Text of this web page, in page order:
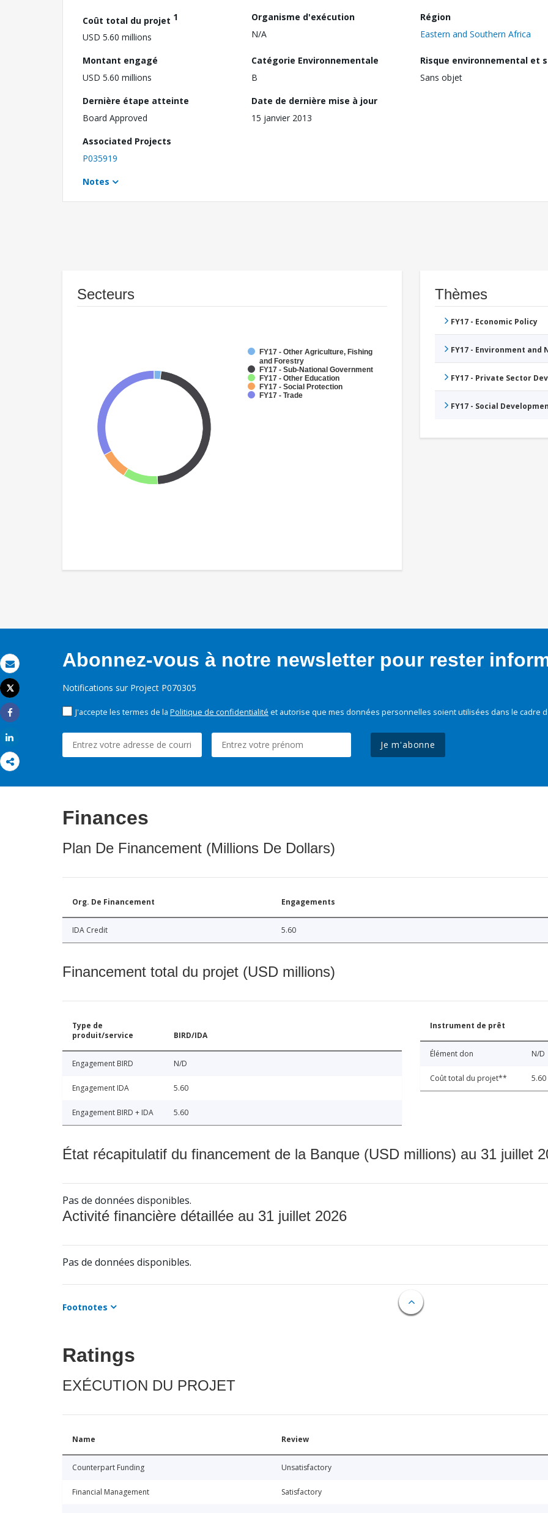
Email
Imprimer
Tweet
Share
Coût total du projet 1
USD 5.60 millions
Organisme d'exécution
N/A
Région
Eastern and Southern Africa
Montant engagé
USD 5.60 millions
Catégorie Environnementale
B
Risque environnemental et
Sans objet
Dernière étape atteinte
Board Approved
Date de dernière mise à jour
15 janvier 2013
Associated Projects
P035919
Notes
Secteurs
FY17 - Other Agriculture, Fishing
and Forestry
FY17 - Sub-National Government
FY17 - Other Education
FY17 - Social Protection
FY17 - Trade
Thèmes
FY17 - Economic Policy
FY17 - Environment
FY17 - Private Sector
FY17 - Social
Abonnez-vous à notre newsletter pour rester
Notifications sur Project P070305
J'accepte les termes de la Politique de confidentialité et autorise que mes données personnelles soient utilisées dans le cadre
Je m'abonne
Finances
Plan De Financement (Millions De Dollars)
Org. De Financement Engagements
IDA Credit 5.60
Financement total du projet (USD millions)
Type de
produit/service
BIRD/IDA
Engagement BIRD N/D
Engagement IDA 5.60
Engagement BIRD + IDA 5.60
Instrument de prêt
Élément don N/D
Coût total du projet** 5.60
État récapitulatif du financement de la Banque (USD millions) au 31 juillet
Pas de données disponibles.
Activité financière détaillée au 31 juillet 2026
Pas de données disponibles.
Footnotes
Ratings
EXÉCUTION DU PROJET
Name Review
Counterpart Funding Unsatisfactory
Financial Management Satisfactory